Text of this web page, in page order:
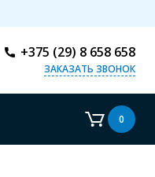
+375 (29) 8 658 658
ЗАКАЗАТЬ ЗВОНОК
0